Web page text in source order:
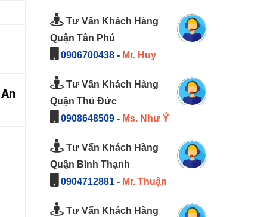
Tư Vấn Khách Hàng
Quận Tân Phú
0906700438- Mr. Huy
Tư Vấn Khách Hàng
Quận Thủ Đức
0908648509- Ms. Như Ý
Tư Vấn Khách Hàng
Quận Bình Thạnh
0904712881- Mr. Thuận
Tư Vấn Khách Hàng